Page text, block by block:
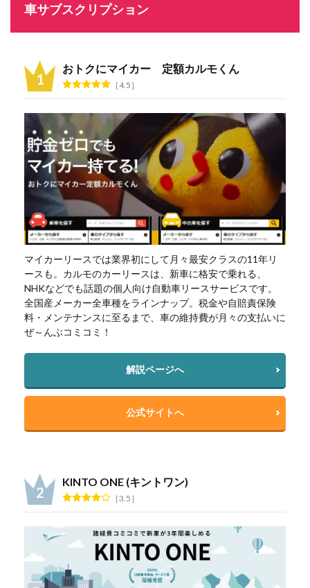
車サブスクリプション
おトクにマイカー 定額カルモくん
4.5
マイカーリースでは業界初にして月々最安クラスの11年リ
ースも。カルモのカーリースは、新車に格安で乗れる、
NHKなどでも話題の個人向け自動車リースサービスです。
全国産メーカー全車種をラインナップ。税金や自賠責保険
料・メンテナンスに至るまで、車の維持費が月々の支払いに
ぜ～んぶコミコミ！
解説ページへ
公式サイトへ
KINTO ONE (キントワン)
3.5